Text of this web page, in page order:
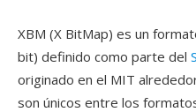
XBM (X BitMap) es un
bit) definido como parte del
originado en el MIT
son únicos entre los